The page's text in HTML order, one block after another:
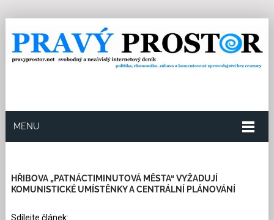
MENU
HŘIBOVA „PATNÁCTIMINUTOVÁ MĚSTA“ VYŽADUJÍ
KOMUNISTICKÉ UMÍSTĚNKY A CENTRÁLNÍ PLÁNOVÁNÍ
Sdílejte článek: